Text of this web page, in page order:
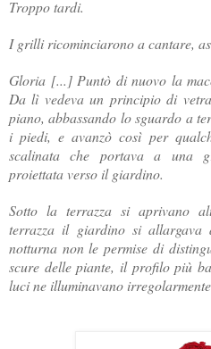
Troppo tardi.
I grilli ricominciarono a cantare,
Gloria [...] Puntò di nuovo la
Da lì vedeva un principio di
piano, abbassando lo sguardo a
i piedi, e avanzò così per
scalinata che portava a una
proiettata verso il giardino.
Sotto la terrazza si aprivano
terrazza il giardino si allargava
notturna non le permise di
scure delle piante, il profilo più
luci ne illuminavano